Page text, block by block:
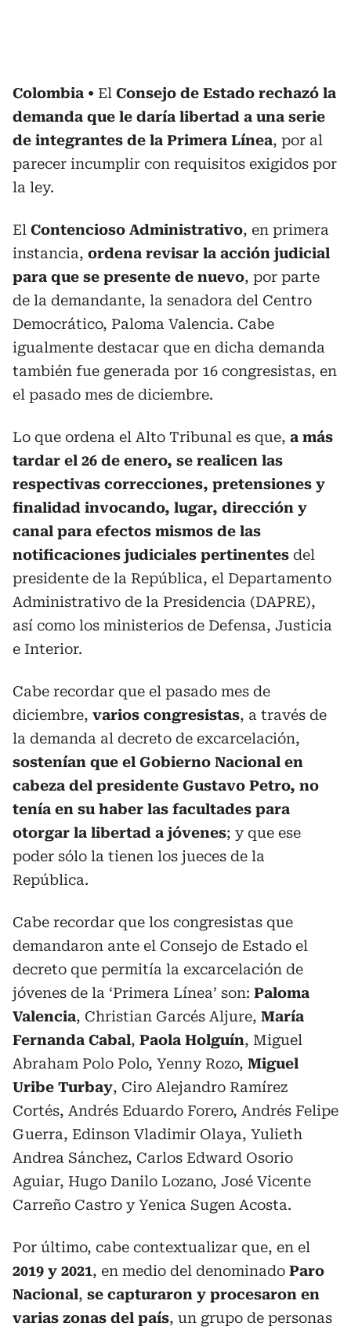
Colombia El Consejo de Estado rechazó la
demanda que le daría libertad a una serie
de integrantes de la Primera Línea, por al
parecer incumplir con requisitos exigidos por
la ley.
El Contencioso Administrativo, en primera
instancia, ordena revisar la acción judicial
para que se presente de nuevo, por parte
de la demandante, la senadora del Centro
Democrático, Paloma Valencia. Cabe
igualmente destacar que en dicha demanda
también fue generada por 16 congresistas, en
el pasado mes de diciembre.
Lo que ordena el Alto Tribunal es que, a más
tardar el 26 de enero, se realicen las
respectivas correcciones, pretensiones y
finalidad invocando, lugar, dirección y
canal para efectos mismos de las
notificaciones judiciales pertinentes del
presidente de la República, el Departamento
Administrativo de la Presidencia (DAPRE),
así como los ministerios de Defensa, Justicia
e Interior.
Cabe recordar que el pasado mes de
diciembre, varios congresistas, a través de
la demanda al decreto de excarcelación,
sostenían que el Gobierno Nacional en
cabeza del presidente Gustavo Petro, no
tenía en su haber las facultades para
otorgar la libertad a jóvenes; y que ese
poder sólo la tienen los jueces de la
República.
Cabe recordar que los congresistas que
demandaron ante el Consejo de Estado el
decreto que permitía la excarcelación de
jóvenes de la ‘Primera Línea’ son: Paloma
Valencia, Christian Garcés Aljure, María
Fernanda Cabal, Paola Holguín, Miguel
Abraham Polo Polo, Yenny Rozo, Miguel
Uribe Turbay, Ciro Alejandro Ramírez
Cortés, Andrés Eduardo Forero, Andrés Felipe
Guerra, Edinson Vladimir Olaya, Yulieth
Andrea Sánchez, Carlos Edward Osorio
Aguiar, Hugo Danilo Lozano, José Vicente
Carreño Castro y Yenica Sugen Acosta.
Por último, cabe contextualizar que, en el
2019 y 2021, en medio del denominado Paro
Nacional, se capturaron y procesaron en
varias zonas del país, un grupo de personas